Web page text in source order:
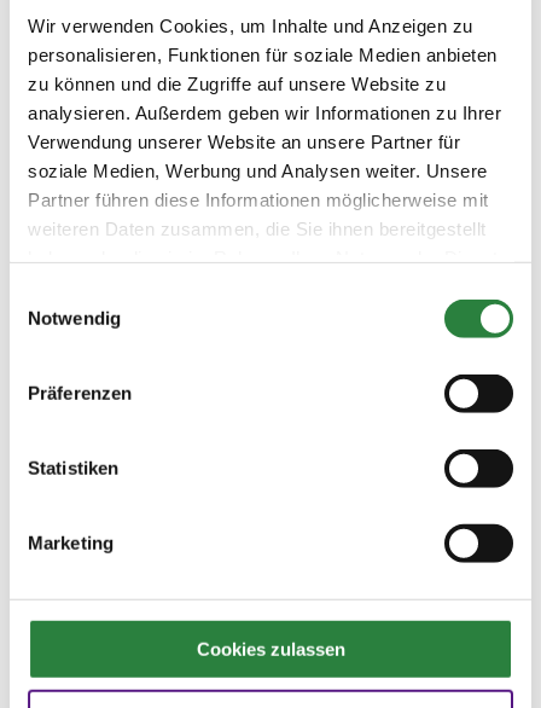
Wir verwenden Cookies, um Inhalte und Anzeigen zu
personalisieren, Funktionen für soziale Medien anbieten
zu können und die Zugriffe auf unsere Website zu
analysieren. Außerdem geben wir Informationen zu Ihrer
Verwendung unserer Website an unsere Partner für
soziale Medien, Werbung und Analysen weiter. Unsere
Partner führen diese Informationen möglicherweise mit
weiteren Daten zusammen, die Sie ihnen bereitgestellt
Notwendig
Präferenzen
Statistiken
Marketing
Cookies zulassen
Ich akzeptiere die Teilnahmebedingungen.
Datenschutzbestimmungen
Ich akzeptiere die